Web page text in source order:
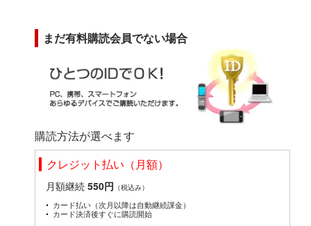
まだ有料購読会員でない場合
購読方法が選べます
クレジット払い（月額）
月額継続 550円 （税込み）
カード払い（次月以降は自動継続課金）
カード決済後すぐに購読開始